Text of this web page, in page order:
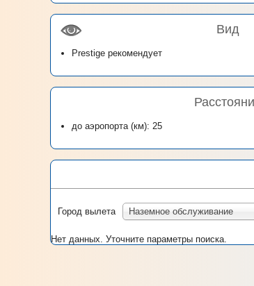
Вид
Prestige рекомендует
до аэропорта (км): 25
Город вылета Наземное обслуживание
Нет данных. Уточните параметры поиска.